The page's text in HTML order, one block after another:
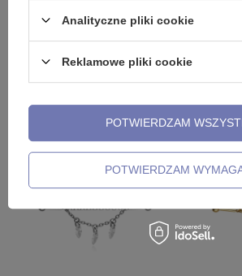
łańcuszkiem - złoty - TSZ-011
135,99 zł
Analityczne pliki cookie
Reklamowe pliki cookie
POTWIERDZAM
POTWIERDZAM